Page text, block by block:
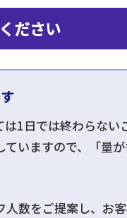
ださい
1日では終わらない
ていますので、「量
数をご提案し、お